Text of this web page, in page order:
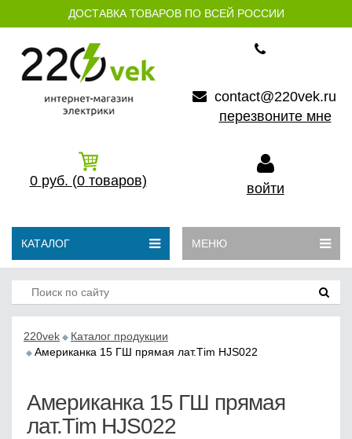
ДОСТАВКА ТОВАРОВ ПО ВСЕЙ РОССИИ
contact@220vek.ru
перезвоните мне
0 руб. (0 товаров) войти
КАТАЛОГ МЕНЮ
220vek
Каталог продукции
Американка 15 ГШ прямая лат.Тim HJS022
Американка 15 ГШ прямая
лат.Тim HJS022